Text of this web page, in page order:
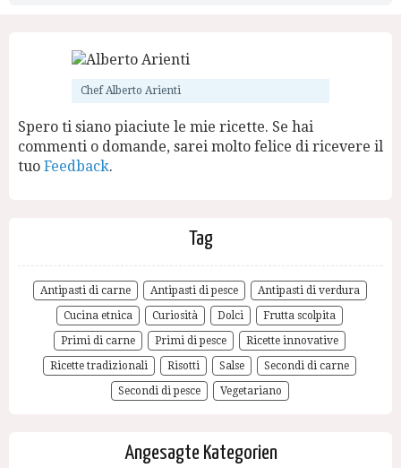
Chef Alberto Arienti
Spero ti siano piaciute le mie ricette. Se hai
commenti o domande, sarei molto felice di ricevere il
tuo Feedback.
Tag
Antipasti di carne Antipasti di pesce
Antipasti di verdura
Cucina etnica
Curiosità Dolci
Frutta scolpita
Primi di carne
Primi di pesce
Ricette innovative
Ricette tradizionali
Risotti Salse
Secondi di carne
Secondi di pesce
Vegetariano
Angesagte Kategorien